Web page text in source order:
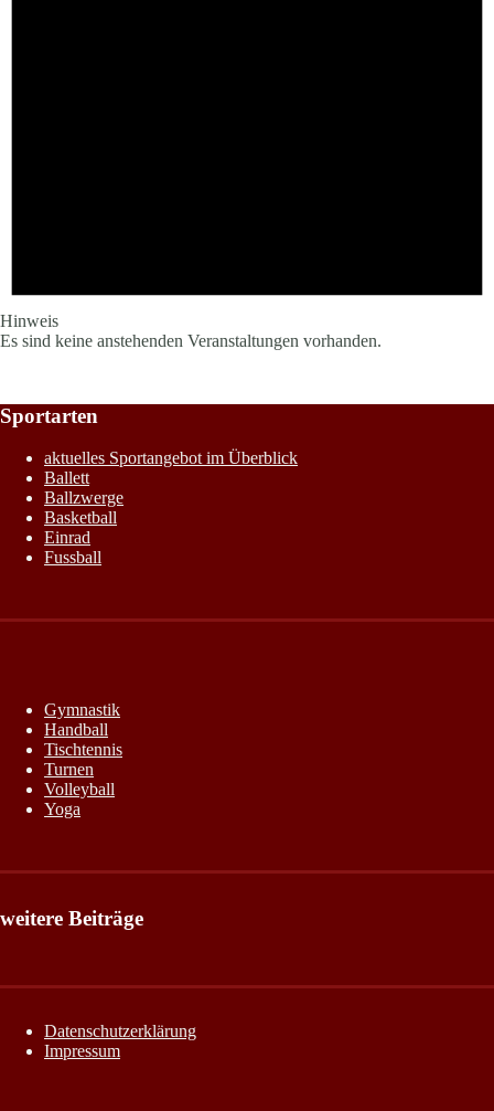
Hinweis
Es sind keine anstehenden Veranstaltungen vorhanden.
Sportarten
aktuelles Sportangebot im Überblick
Ballett
Ballzwerge
Basketball
Einrad
Fussball
Gymnastik
Handball
Tischtennis
Turnen
Volleyball
Yoga
weitere Beiträge
Datenschutzerklärung
Impressum